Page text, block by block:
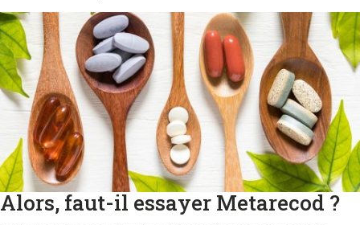
Alors, faut-il essayer Metarecod ?